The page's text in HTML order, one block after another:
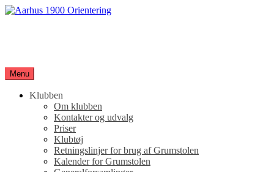
Spring
Menu
Klubben
Om klubben
Kontakter og udvalg
Priser
Klubtøj
Retningslinjer for brug af Grumstolen
Kalender for Grumstolen